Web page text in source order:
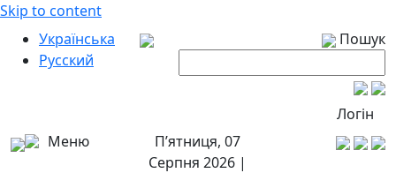
Skip to content
Українська
Русский
Пошук
Логін
Меню
П’ятниця, 07
Серпня 2026 |